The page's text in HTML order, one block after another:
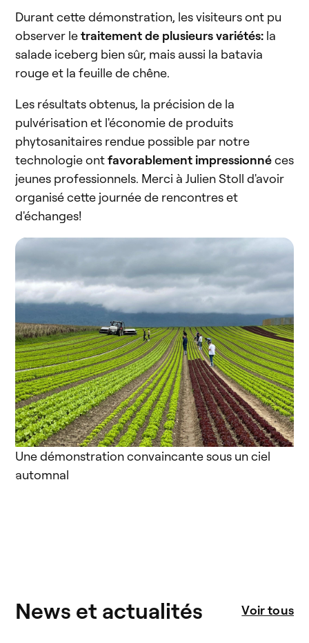
Durant cette démonstration, les visiteurs ont pu
observer letraitement de plusieurs variétés: la
salade iceberg bien sûr, mais aussi la batavia
rouge et la feuille de chêne.
Les résultats obtenus, la précision de la
pulvérisation et l'économie de produits
phytosanitaires rendue possible par notre
technologie ontfavorablement impressionnéces
jeunes professionnels. Merci à Julien Stoll d'avoir
organisé cette journée de rencontres et
d'échanges!
Une démonstration convaincante sous un ciel
automnal
News et actualités Voir tous